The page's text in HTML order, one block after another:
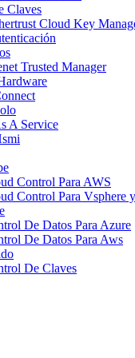
Claves
Cloud Key
Trusted Manager
A Service
Control Para AWS
Control Para Vsphere
De Datos Para Azure
De Datos Para Aws
De Claves